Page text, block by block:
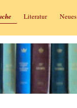
Literatur Neues